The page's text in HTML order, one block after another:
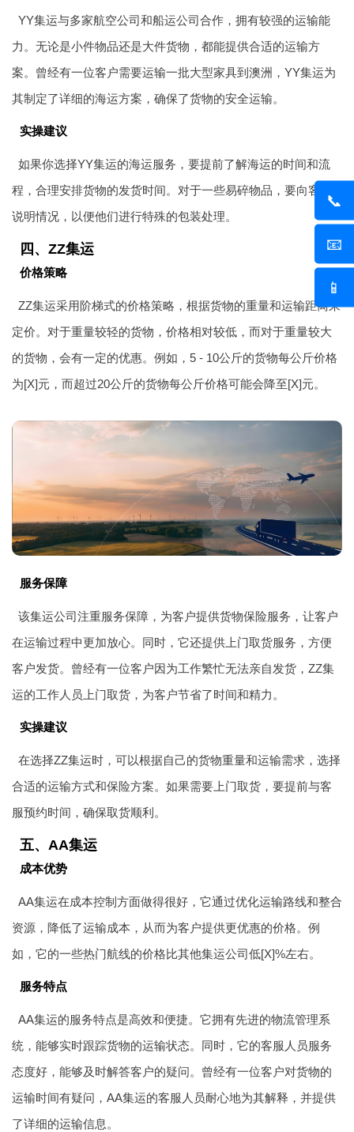
📞
📧
📱
YY集运与多家航空公司和船运公司合作，拥有较强的运输能
力。无论是小件物品还是大件货物，都能提供合适的运输方
案。曾经有一位客户需要运输一批大型家具到澳洲，YY集运为
其制定了详细的海运方案，确保了货物的安全运输。
实操建议
如果你选择YY集运的海运服务，要提前了解海运的时间和流
程，合理安排货物的发货时间。对于一些易碎物品，要向客服
说明情况，以便他们进行特殊的包装处理。
四、ZZ集运
价格策略
ZZ集运采用阶梯式的价格策略，根据货物的重量和运输距离来
定价。对于重量较轻的货物，价格相对较低，而对于重量较大
的货物，会有一定的优惠。例如，5 - 10公斤的货物每公斤价格
为[X]元，而超过20公斤的货物每公斤价格可能会降至[X]元。
服务保障
该集运公司注重服务保障，为客户提供货物保险服务，让客户
在运输过程中更加放心。同时，它还提供上门取货服务，方便
客户发货。曾经有一位客户因为工作繁忙无法亲自发货，ZZ集
运的工作人员上门取货，为客户节省了时间和精力。
实操建议
在选择ZZ集运时，可以根据自己的货物重量和运输需求，选择
合适的运输方式和保险方案。如果需要上门取货，要提前与客
服预约时间，确保取货顺利。
五、AA集运
成本优势
AA集运在成本控制方面做得很好，它通过优化运输路线和整合
资源，降低了运输成本，从而为客户提供更优惠的价格。例
如，它的一些热门航线的价格比其他集运公司低[X]%左右。
服务特点
AA集运的服务特点是高效和便捷。它拥有先进的物流管理系
统，能够实时跟踪货物的运输状态。同时，它的客服人员服务
态度好，能够及时解答客户的疑问。曾经有一位客户对货物的
运输时间有疑问，AA集运的客服人员耐心地为其解释，并提供
了详细的运输信息。